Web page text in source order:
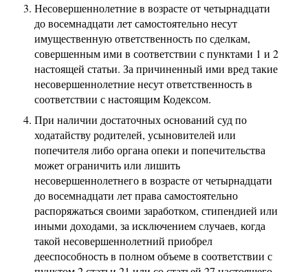
Несовершеннолетние в возрасте от четырнадцати
до восемнадцати лет самостоятельно несут
имущественную ответственность по сделкам,
совершенным ими в соответствии с пунктами 1 и 2
настоящей статьи. За причиненный ими вред такие
несовершеннолетние несут ответственность в
соответствии с настоящим Кодексом.
При наличии достаточных оснований суд по
ходатайству родителей, усыновителей или
попечителя либо органа опеки и попечительства
может ограничить или лишить
несовершеннолетнего в возрасте от четырнадцати
до восемнадцати лет права самостоятельно
распоряжаться своими заработком, стипендией или
иными доходами, за исключением случаев, когда
такой несовершеннолетний приобрел
дееспособность в полном объеме в соответствии с